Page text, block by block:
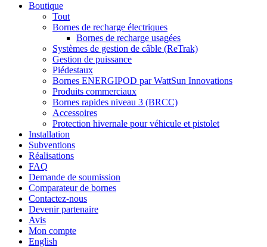
Boutique
Tout
Bornes de recharge électriques
Bornes de recharge usagées
Systèmes de gestion de câble (ReTrak)
Gestion de puissance
Piédestaux
Bornes ENERGIPOD par WattSun Innovations
Produits commerciaux
Bornes rapides niveau 3 (BRCC)
Accessoires
Protection hivernale pour véhicule et pistolet
Installation
Subventions
Réalisations
FAQ
Demande de soumission
Comparateur de bornes
Contactez-nous
Devenir partenaire
Avis
Mon compte
English